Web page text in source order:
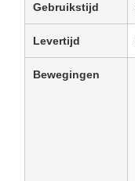
Gebruikstijd
Levertijd
Bewegingen